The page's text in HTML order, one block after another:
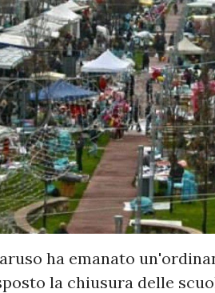
ha emanato
la chiusura delle